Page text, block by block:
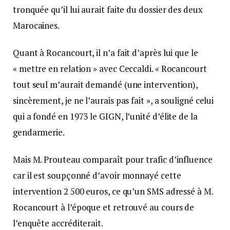
tronquée qu’il lui aurait faite du dossier des deux
Marocaines.
Quant à Rocancourt, il n’a fait d’après lui que le
« mettre en relation » avec Ceccaldi. « Rocancourt
tout seul m’aurait demandé (une intervention),
sincèrement, je ne l’aurais pas fait », a souligné celui
qui a fondé en 1973 le GIGN, l’unité d’élite de la
gendarmerie.
Mais M. Prouteau comparaît pour trafic d’influence
car il est soupçonné d’avoir monnayé cette
intervention 2 500 euros, ce qu’un SMS adressé à M.
Rocancourt à l’époque et retrouvé au cours de
l’enquête accréditerait.